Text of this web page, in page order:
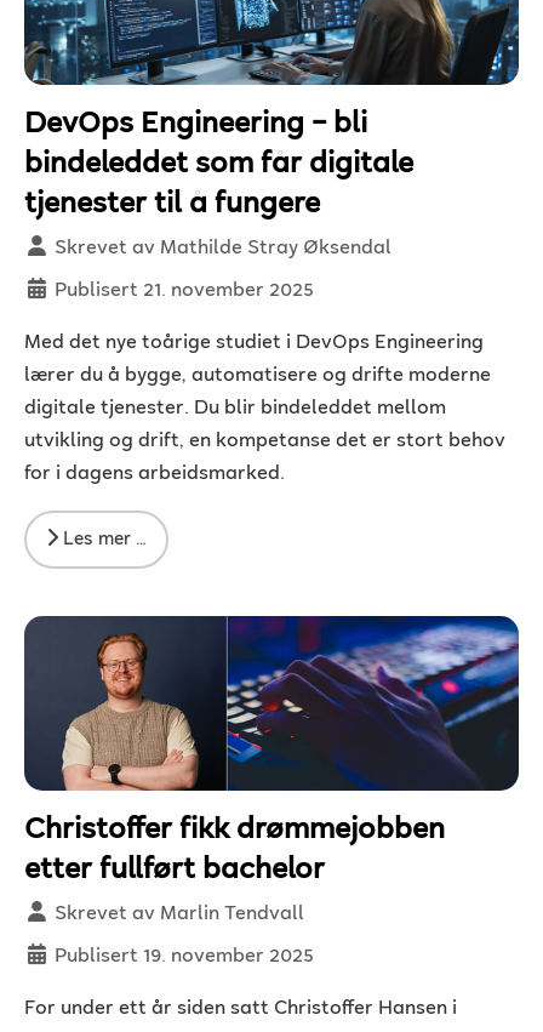
DevOps Engineering – bli
bindeleddet som får digitale
tjenester til å fungere
Detaljer
Skrevet av Mathilde Stray Øksendal
Publisert 21. november 2025
Med det nye toårige studiet i DevOps Engineering
lærer du å bygge, automatisere og drifte moderne
digitale tjenester. Du blir bindeleddet mellom
utvikling og drift, en kompetanse det er stort behov
for i dagens arbeidsmarked.
Les mer …
Christoffer fikk drømmejobben
etter fullført bachelor
Detaljer
Skrevet av Marlin Tendvall
Publisert 19. november 2025
For under ett år siden satt Christoffer Hansen i